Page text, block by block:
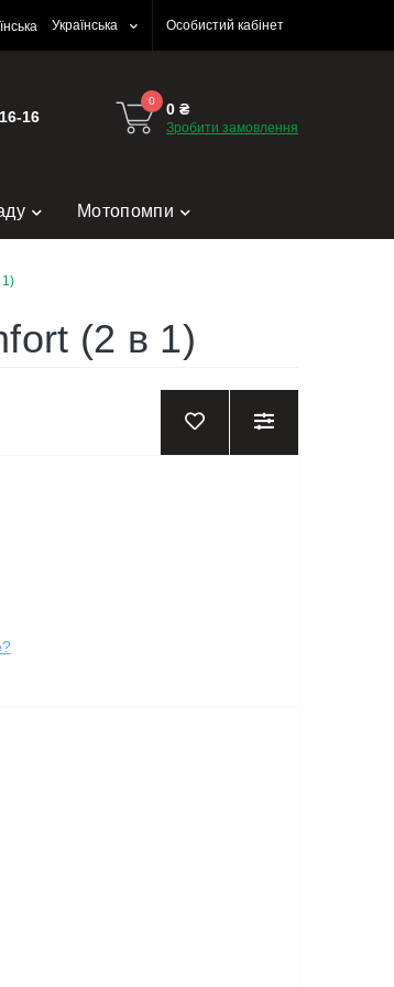
Українська Особистий кабінет
16
0 0 ₴
Зробити замовлення
Мотопомпи
1)
(2 в 1)